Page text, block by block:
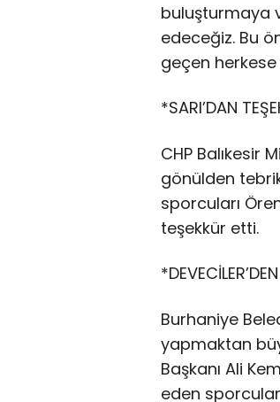
buluşturmaya
edeceğiz. Bu
geçen
*SARI’DAN
CHP Balıkesir
gönülden
sporcuları
teşekkür etti.
Burhaniye
yapmaktan
Başkanı Ali
eden